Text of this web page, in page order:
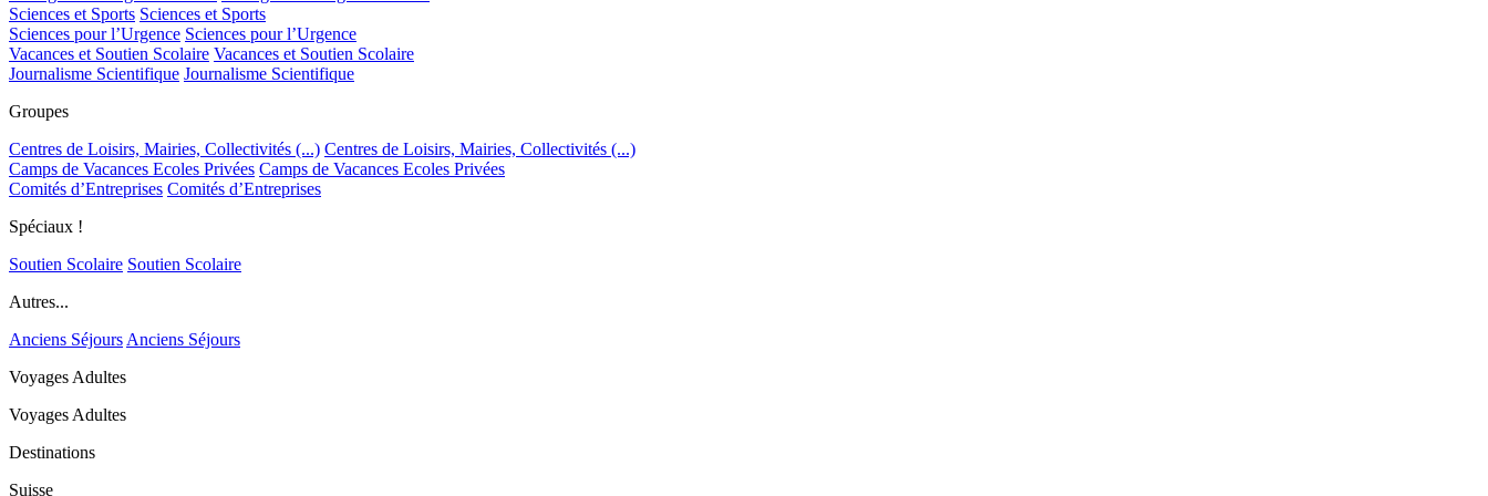
Sciences et Sports Sciences et Sports
Sciences pour l’Urgence Sciences pour l’Urgence
Vacances et Soutien Scolaire Vacances et Soutien Scolaire
Journalisme Scientifique Journalisme Scientifique
Groupes
Centres de Loisirs, Mairies, Collectivités (...) Centres de Loisirs, Mairies, Collectivités (...)
Camps de Vacances Ecoles Privées Camps de Vacances Ecoles Privées
Comités d’Entreprises Comités d’Entreprises
Spéciaux !
Soutien Scolaire Soutien Scolaire
Autres...
Anciens Séjours Anciens Séjours
Voyages Adultes
Voyages Adultes
Destinations
Suisse